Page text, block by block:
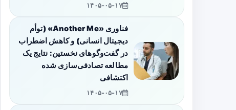
۱۴۰۵-۰۵-۱۷
فناوری «Another Me» (توأم
دیجیتال انسانی) و کاهش اضطراب
در گفت‌وگوهای نخستین: نتایج یک
مطالعه تصادفی‌سازی شده
اکتشافی
۱۴۰۵-۰۵-۱۷